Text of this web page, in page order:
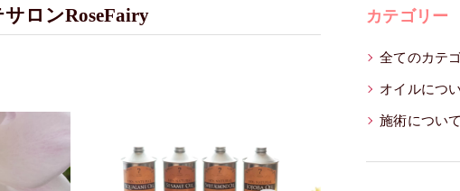
ロンRoseFairy カテゴリー
全てのカテ
オイルにつ
施術について